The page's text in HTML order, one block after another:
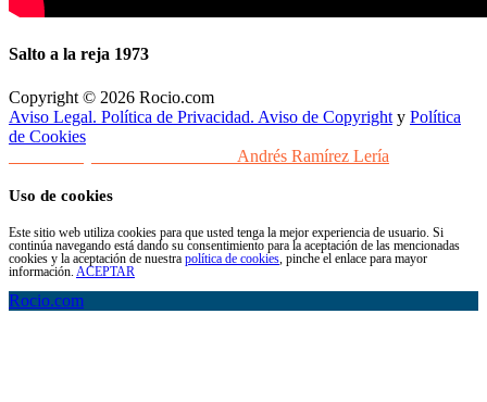
Salto a la reja 1973
Copyright © 2026 Rocio.com
Aviso Legal. Política de Privacidad. Aviso de Copyright y Política
de Cookies
Andrés Ramírez Lería
Uso de cookies
Este sitio web utiliza cookies para que usted tenga la mejor experiencia de usuario. Si
continúa navegando está dando su consentimiento para la aceptación de las mencionadas
cookies y la aceptación de nuestra política de cookies , pinche el enlace para mayor
información. ACEPTAR
Rocio.com